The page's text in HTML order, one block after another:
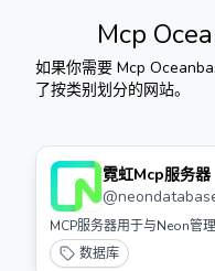
Mcp
如果你需要 Mcp
了按类别划分的网站。
霓虹Mcp服务器
@
MCP服务器用于与Neon管
数据库